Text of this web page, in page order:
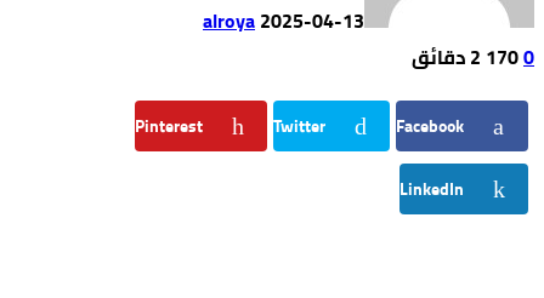
alroya2025-04-13
0
170 2 ‫دقائق‬
Facebook
Twitter
Pinterest
LinkedIn